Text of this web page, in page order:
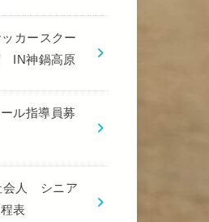
カースクー
IN神鍋高原
ル指導員募
会人 シニア
表